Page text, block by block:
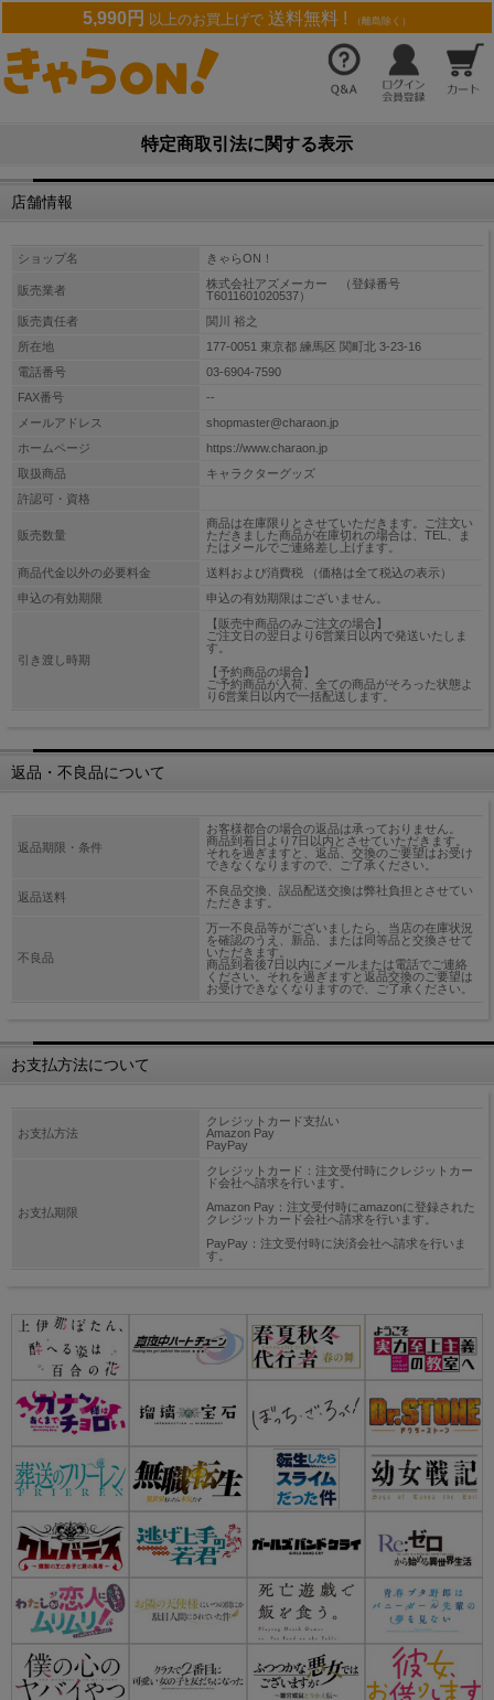
5,990円 以上のお買上げで 送料無料 ! （離島除く）
特定商取引法に関する表示
店舗情報
ショップ名 きゃらON！
販売業者
株式会社アズメーカー （登録番号
T6011601020537）
販売責任者
関川 裕之
所在地
177-0051 東京都 練馬区 関町北 3-23-16
電話番号
03-6904-7590
FAX番号
--
メールアドレス
shopmaster@charaon.jp
ホームページ
https://www.charaon.jp
取扱商品
キャラクターグッズ
許認可・資格
販売数量
商品は在庫限りとさせていただきます。ご注文い
ただきました商品が在庫切れの場合は、TEL、ま
たはメールでご連絡差し上げます。
商品代金以外の必要料金
送料および消費税 （価格は全て税込の表示）
申込の有効期限
申込の有効期限はございません。
引き渡し時期
【販売中商品のみご注文の場合】
ご注文日の翌日より6営業日以内で発送いたしま
す。
【予約商品の場合】
ご予約商品が入荷、全ての商品がそろった状態よ
り6営業日以内で一括配送します。
返品・不良品について
返品期限・条件
お客様都合の場合の返品は承っておりません。
商品到着日より7日以内とさせていただきます。
それを過ぎますと、返品、交換のご要望はお受け
できなくなりますので、ご了承ください。
返品送料
不良品交換、誤品配送交換は弊社負担とさせてい
ただきます。
不良品
万一不良品等がございましたら、当店の在庫状況
を確認のうえ、新品、または同等品と交換させて
いただきます。
商品到着後7日以内にメールまたは電話でご連絡
ください。それを過ぎますと返品交換のご要望は
お受けできなくなりますので、ご了承ください。
お支払方法について
お支払方法
クレジットカード支払い
Amazon Pay
PayPay
お支払期限
クレジットカード：注文受付時にクレジットカー
ド会社へ請求を行います。
Amazon Pay：注文受付時にamazonに登録された
クレジットカード会社へ請求を行います。
PayPay：注文受付時に決済会社へ請求を行いま
す。